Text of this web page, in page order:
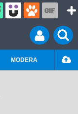
MODERA